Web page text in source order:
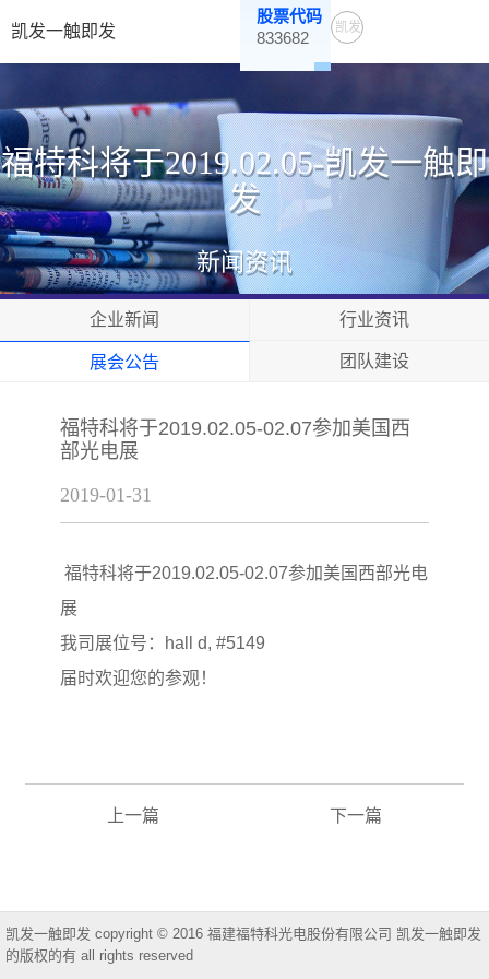
凯发一触即发
股票代码
833682
凯发
福特科将于2019.02.05-凯发一触即
发
新闻资讯
企业新闻 行业资讯
展会公告 团队建设
福特科将于2019.02.05-02.07参加美国西
部光电展
2019-01-31
福特科将于2019.02.05-02.07参加美国西部光电
展
我司展位号：hall d, #5149
届时欢迎您的参观！
下一篇
上一篇
凯发一触即发 copyright © 2016 福建福特科光电股份有限公司 凯发一触即发
的版权的有 all rights reserved